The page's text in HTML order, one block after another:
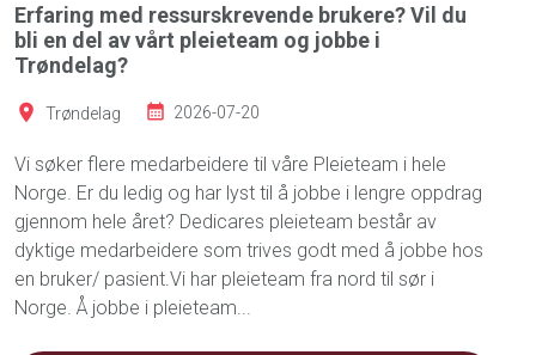
Erfaring med ressurskrevende brukere? Vil du
bli en del av vårt pleieteam og jobbe i
Trøndelag?
Trøndelag 2026-07-20
Vi søker flere medarbeidere til våre Pleieteam i hele
Norge. Er du ledig og har lyst til å jobbe i lengre oppdrag
gjennom hele året? Dedicares pleieteam består av
dyktige medarbeidere som trives godt med å jobbe hos
en bruker/ pasient.Vi har pleieteam fra nord til sør i
Norge. Å jobbe i pleieteam...